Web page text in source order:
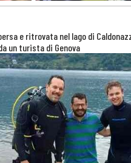
e ritrovata nel lago di
un turista di Genova